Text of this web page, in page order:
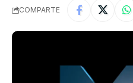
COMPARTE